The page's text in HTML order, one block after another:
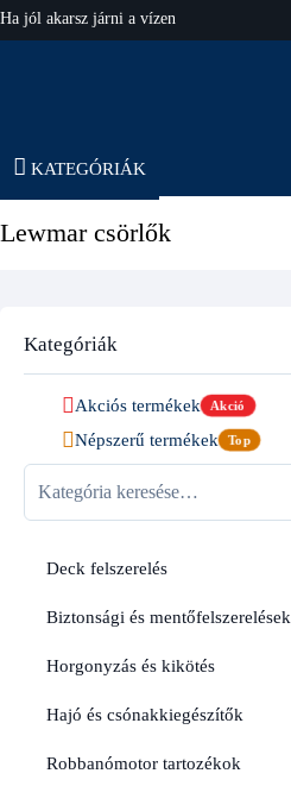
hajo-felszereles.hu
KATEGÓRIÁK
Lewmar csörlők
Kategóriák
Akciós termékek Akció
Népszerű termékek Top
Deck felszerelés
Biztonsági és mentőfelszerelések
Horgonyzás és kikötés
Hajó és csónakkiegészítők
Robbanómotor tartozékok